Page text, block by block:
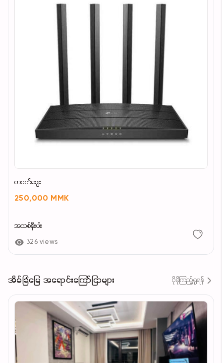
တဝက်ဈေး
250,000 MMK
အသစ်နီးပါး
326 views
အိမ်ခြံမြေ အရောင်းကြော်ငြာများ ပိုမိုကြည့်ရှုရန်